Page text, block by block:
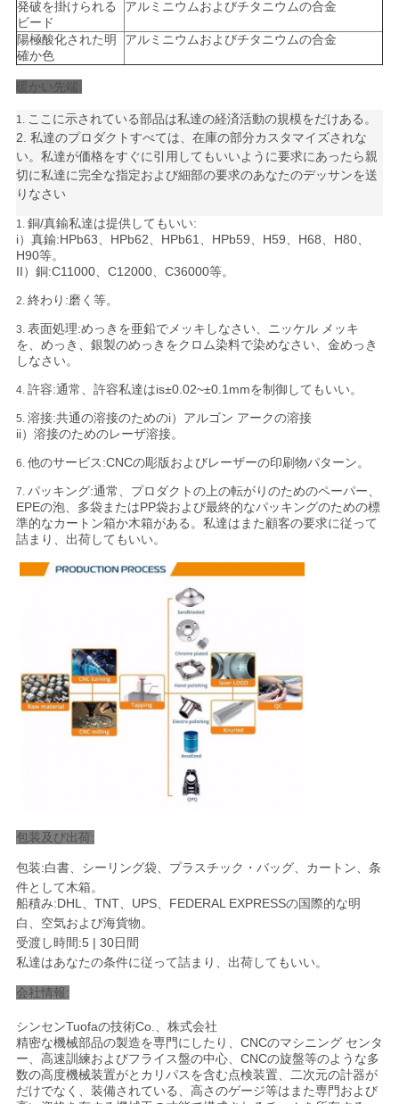
さ
い
サ
イ
ト
マ
ッ
プ
プ
ラ
イ
バ
シ
ー
ポ
ー
発破を掛けられる
ビード
アルミニウムおよびチタニウムの合金
陽極酸化された明
確か色
アルミニウムおよびチタニウムの合金
暖かい先端:
1. ここに示されている部品は私達の経済活動の規模をだけある。
2. 私達のプロダクトすべては、在庫の部分カスタマイズされな
い。私達が価格をすぐに引用してもいいように要求にあったら親
切に私達に完全な指定および細部の要求のあなたのデッサンを送
りなさい
1. 銅/真鍮私達は提供してもいい:
i）真鍮:HPb63、HPb62、HPb61、HPb59、H59、H68、H80、
H90等。
II）銅:C11000、C12000、C36000等。
2. 終わり:磨く等。
3. 表面処理:めっきを亜鉛でメッキしなさい、ニッケル メッキ
を、めっき、銀製のめっきをクロム染料で染めなさい、金めっき
しなさい。
4. 許容:通常、許容私達はis±0.02~±0.1mmを制御してもいい。
5. 溶接:共通の溶接のためのi）アルゴン アークの溶接
ii）溶接のためのレーザ溶接。
6. 他のサービス:CNCの彫版およびレーザーの印刷物パターン。
7. パッキング:通常、プロダクトの上の転がりのためのペーパー、
EPEの泡、多袋またはPP袋および最終的なパッキングのための標
準的なカートン箱か木箱がある。私達はまた顧客の要求に従って
詰まり、出荷してもいい。
包装及び出荷:
包装:白書、シーリング袋、プラスチック・バッグ、カートン、条
件として木箱。
船積み:DHL、TNT、UPS、FEDERAL EXPRESSの国際的な明
白、空気および海貨物。
受渡し時間:5 | 30日間
私達はあなたの条件に従って詰まり、出荷してもいい。
会社情報:
シンセンTuofaの技術Co.、株式会社
精密な機械部品の製造を専門にしたり、CNCのマシニング センタ
ー、高速訓練およびフライス盤の中心、CNCの旋盤等のような多
数の高度機械装置がとカリパスを含む点検装置、二次元の計器が
だけでなく、装備されている、高さのゲージ等はまた専門および